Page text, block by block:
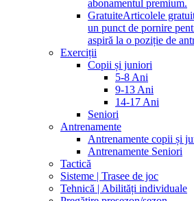
abonamentul premium.
GratuiteArticolele
un punct de pornire
aspiră la o poziție de
Exerciții
Copii și juniori
5-8 Ani
9-13 Ani
14-17 Ani
Seniori
Antrenamente
Antrenamente copii și
Antrenamente Seniori
Tactică
Sisteme | Trasee de joc
Tehnică | Abilități individuale